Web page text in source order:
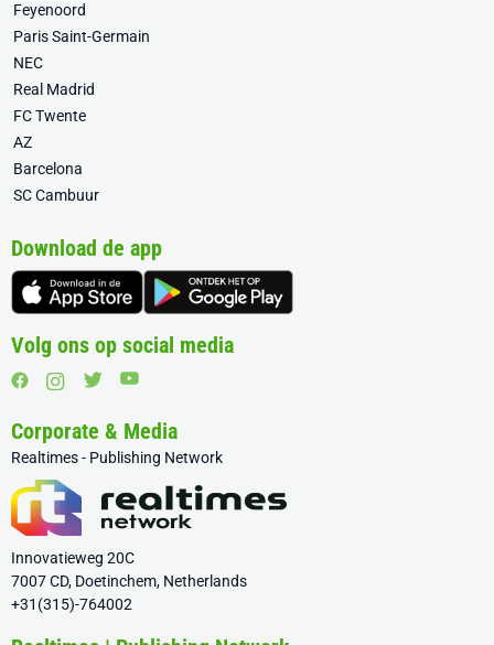
Feyenoord
Paris Saint-Germain
NEC
Real Madrid
FC Twente
AZ
Barcelona
SC Cambuur
Download de app
Volg ons op social media
Corporate & Media
Realtimes - Publishing Network
Innovatieweg 20C
7007 CD, Doetinchem, Netherlands
+31(315)-764002